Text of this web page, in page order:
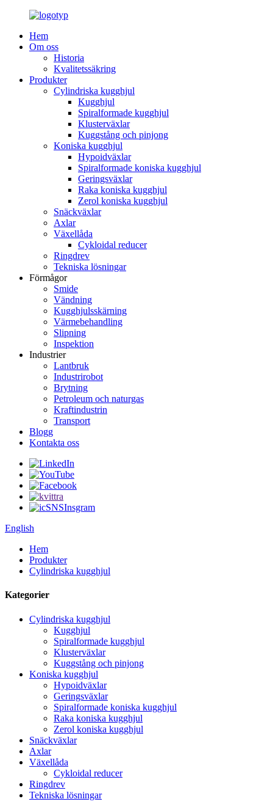
Hem
Om oss
Historia
Kvalitetssäkring
Produkter
Cylindriska kugghjul
Kugghjul
Spiralformade kugghjul
Klusterväxlar
Kuggstång och pinjong
Koniska kugghjul
Hypoidväxlar
Spiralformade koniska kugghjul
Geringsväxlar
Raka koniska kugghjul
Zerol koniska kugghjul
Snäckväxlar
Axlar
Växellåda
Cykloidal reducer
Ringdrev
Tekniska lösningar
Förmågor
Smide
Vändning
Kugghjulsskärning
Värmebehandling
Slipning
Inspektion
Industrier
Lantbruk
Industrirobot
Brytning
Petroleum och naturgas
Kraftindustrin
Transport
Blogg
Kontakta oss
English
Hem
Produkter
Cylindriska kugghjul
Kategorier
Cylindriska kugghjul
Kugghjul
Spiralformade kugghjul
Klusterväxlar
Kuggstång och pinjong
Koniska kugghjul
Hypoidväxlar
Geringsväxlar
Spiralformade koniska kugghjul
Raka koniska kugghjul
Zerol koniska kugghjul
Snäckväxlar
Axlar
Växellåda
Cykloidal reducer
Ringdrev
Tekniska lösningar